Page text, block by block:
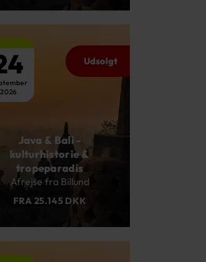
2026
Udsolgt
Java & Bali -
kulturhistorie &
tropeparadis
Afrejse fra Billund
FRA 25.145 DKK